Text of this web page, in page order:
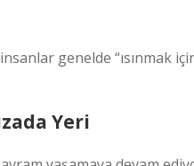
genelde “ısınmak
Yeri